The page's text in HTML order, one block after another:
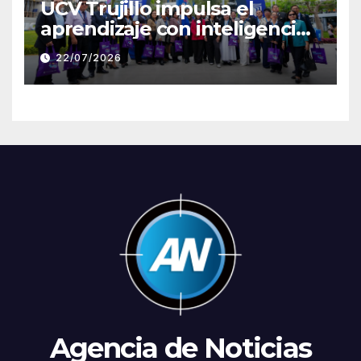
UCV Trujillo impulsa el
aprendizaje con inteligencia
artificial a través de Google
Gemini
22/07/2026
Agencia de Noticias